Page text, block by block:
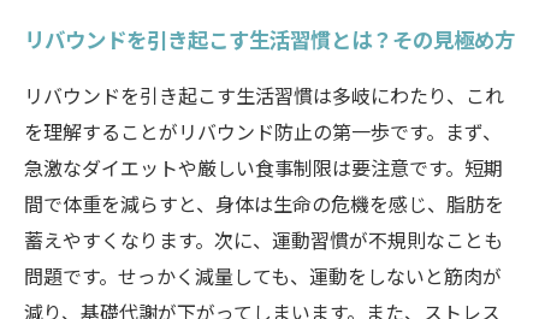
リバウンドを引き起こす生活習慣とは？その見極め方
リバウンドを引き起こす生活習慣は多岐にわたり、これ
を理解することがリバウンド防止の第一歩です。まず、
急激なダイエットや厳しい食事制限は要注意です。短期
間で体重を減らすと、身体は生命の危機を感じ、脂肪を
蓄えやすくなります。次に、運動習慣が不規則なことも
問題です。せっかく減量しても、運動をしないと筋肉が
減り、基礎代謝が下がってしまいます。また、ストレス